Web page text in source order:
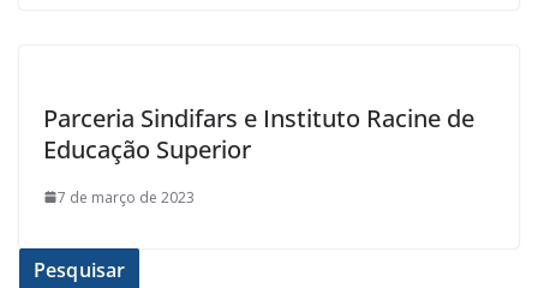
Parceria Sindifars e Instituto Racine de
Educação Superior
7 de março de 2023
Pesquisar